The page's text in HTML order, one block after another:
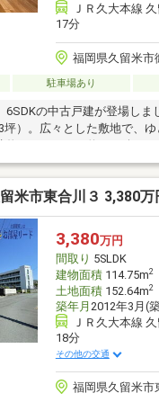
ＪＲ久大本線
17分
福岡県久留米市
駐車場あり
6SDKの中古戸建が登場しま
坪）。広々とした敷地で、
物は186.28㎡（約56.34坪）
い方や二世帯住宅をご検討
瓦葺2階建に加え平屋部分も
います。駐車場は堀車庫1台
さい♪
米市東合川３ 3,380万
3,380万円
間取り 5SLDK
建物面積114.75m2
土地面積152.64m2
築年月 2012年3月(
ＪＲ久大本線
18分
その他の交通
福岡県久留米市